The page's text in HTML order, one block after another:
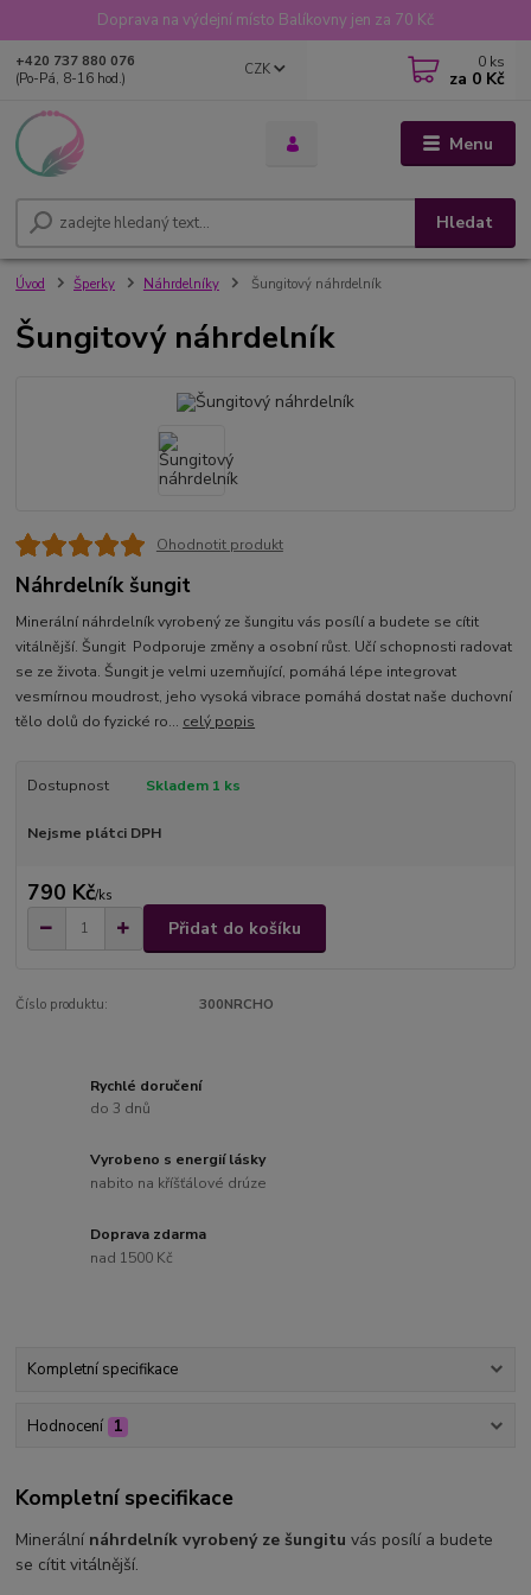
Doprava na výdejní místo Balíkovny jen za 70 Kč
Menu
CZK
Hledat
+420 737 880 076
(Po-Pá, 8-16 hod.)
0 ks
za 0 Kč
Úvod Šperky Náhrdelníky Šungitový náhrdelník
Šungitový náhrdelník
Ohodnotit produkt
Náhrdelník šungit
Minerální náhrdelník vyrobený ze šungitu vás posílí a budete se cítit
vitálnější. Šungit Podporuje změny a osobní růst. Učí schopnosti radovat
se ze života. Šungit je velmi uzemňující, pomáhá lépe integrovat
vesmírnou moudrost, jeho vysoká vibrace pomáhá dostat naše duchovní
tělo dolů do fyzické ro... celý popis
Dostupnost Skladem 1 ks
Nejsme plátci DPH
790 Kč/ks
Přidat do košíku
Číslo produktu: 300NRCHO
Rychlé doručení
do 3 dnů
Vyrobeno s energií lásky
nabito na kříšťálové drúze
Doprava zdarma
nad 1500 Kč
Kompletní specifikace
Hodnocení 1
Kompletní specifikace
Minerální náhrdelník vyrobený ze šungituvás posílí a budete
se cítit vitálnější.